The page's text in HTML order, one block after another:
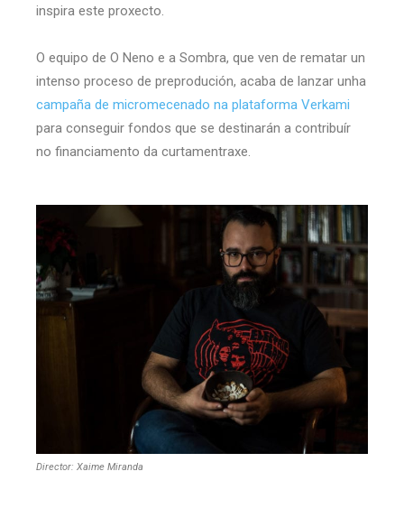
inspira este proxecto.
O equipo de O Neno e a Sombra, que ven de rematar un
intenso proceso de preprodución, acaba de lanzar unha
campaña de micromecenado na plataforma Verkami
para conseguir fondos que se destinarán a contribuír
no financiamento da curtamentraxe.
Director: Xaime Miranda